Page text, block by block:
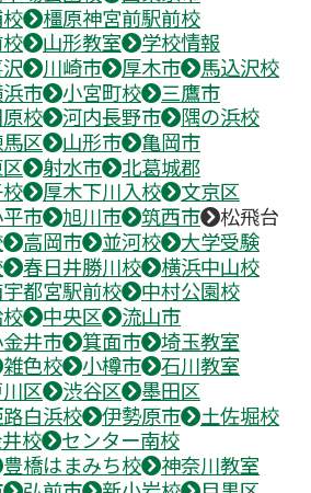
橿原神宮前駅前校
山形教室
学校情報
川崎市 厚木市
馬込沢校
市 小宮町校
三鷹市
校 河内長野市
隅の浜校
区 山形市
亀岡市
射水市
北葛城郡
厚木下川入校
文京区
市 旭川市 筑西市
松飛台
高岡市 並河校
大学受験
春日井勝川校
横浜中山校
都宮駅前校
中村公園校
中央区
流山市
井市 箕面市
埼玉教室
雑色校 小樽市
石川教室
区 渋谷区
墨田区
白浜校 伊勢原市
土佐堀校
校
センター南校
豊橋はまみち校
神奈川教室